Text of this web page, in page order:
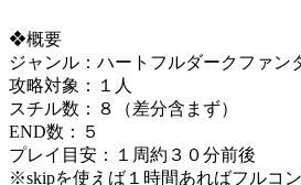
❖概要
ジャンル：ハートフルダークファン
攻略対象：１人
スチル数：８（差分含まず）
END数：５
プレイ目安：１周約３０分前後
※skipを使えば１時間あればフルコ